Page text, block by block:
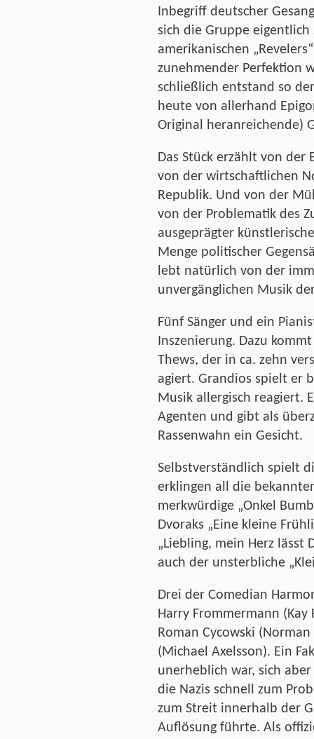
Inbegriff deutscher
sich die Gruppe
amerikanischen
zunehmender Perfektion
schließlich entstand so
heute von allerhand
Original heranreichende)
Das Stück erzählt von der
von der wirtschaftlichen
Republik. Und von der
von der Problematik des
ausgeprägter
Menge politischer
lebt natürlich von der
unvergänglichen Musik
Fünf Sänger und ein
Inszenierung. Dazu
Thews, der in ca. zehn
agiert. Grandios spielt er
Musik allergisch reagiert.
Agenten und gibt als
Rassenwahn ein Gesicht.
Selbstverständlich spielt
erklingen all die
merkwürdige „Onkel
Dvoraks „Eine kleine
„Liebling, mein Herz lässt
auch der unsterbliche
Drei der Comedian
Harry Frommermann (Kay
Roman Cycowski
(Michael Axelsson). Ein
unerheblich war, sich
die Nazis schnell zum
zum Streit innerhalb der
Auflösung führte. Als